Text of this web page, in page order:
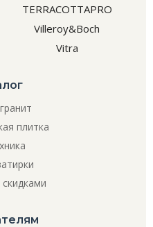
TERRACOTTAPRO
Villeroy&Boch
Vitra
плитка